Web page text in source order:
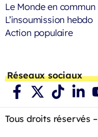
Le Monde en commun
L’insoumission hebdo
Action populaire
Réseaux sociaux
Tous droits réservés –